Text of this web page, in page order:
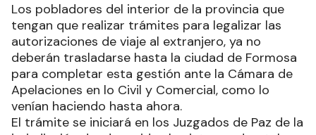
Los pobladores del interior de la provincia que
tengan que realizar trámites para legalizar las
autorizaciones de viaje al extranjero, ya no
deberán trasladarse hasta la ciudad de Formosa
para completar esta gestión ante la Cámara de
Apelaciones en lo Civil y Comercial, como lo
venían haciendo hasta ahora.
El trámite se iniciará en los Juzgados de Paz de la